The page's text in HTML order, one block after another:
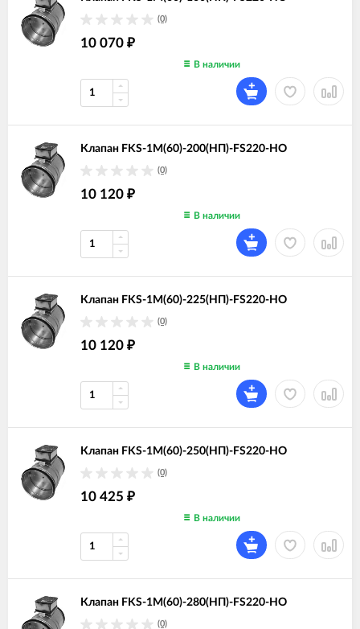
(0)
10 070 ₽
В наличии
Клапан FKS-1M(60)-200(НП)-FS220-НО
(0)
10 120 ₽
В наличии
Клапан FKS-1M(60)-225(НП)-FS220-НО
(0)
10 120 ₽
В наличии
Клапан FKS-1M(60)-250(НП)-FS220-НО
(0)
10 425 ₽
В наличии
Клапан FKS-1M(60)-280(НП)-FS220-НО
(0)